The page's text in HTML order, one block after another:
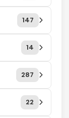
147
14
287
22